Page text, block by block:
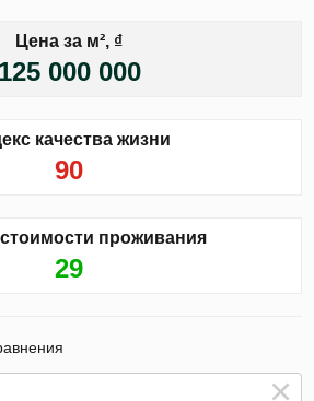
Цена за м², ₫
125 000 000
качества жизни
90
проживания
29